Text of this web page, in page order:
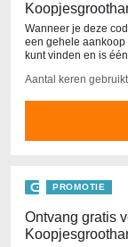
Wanneer je deze
een gehele
kunt vinden en is
Aantal keren
PROMOTIE
Ontvang gratis